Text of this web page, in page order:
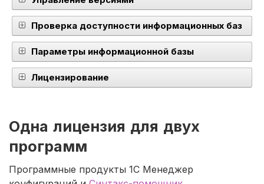
Проверка доступности информационных баз
Параметры информационной базы
Лицензирование
Одна лицензия для двух
программ
Программные продукты 1С Менеджер